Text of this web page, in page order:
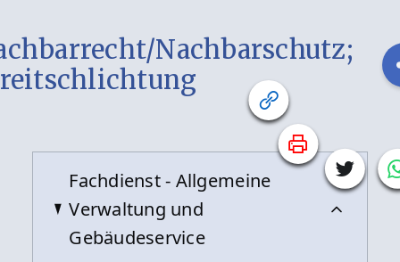
Nachbarschutz;
Fachdienst - Allgemeine
Verwaltung und
Gebäudeservice